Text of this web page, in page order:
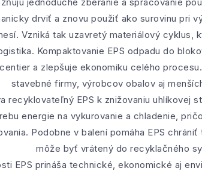
drviť a znovu použiť ako surovinu pri
Vzniká tak uzavretý materiálový cyklus,
Kompaktovanie EPS odpadu do
a zlepšuje ekonomiku celého
stavebné firmy, výrobcov obalov aj
recyklovateľný EPS k znižovaniu uhlíkovej
energie na vykurovanie a chladenie,
Podobne v balení pomáha EPS
môže byť vrátený do recyklačného
EPS prináša technické, ekonomické aj